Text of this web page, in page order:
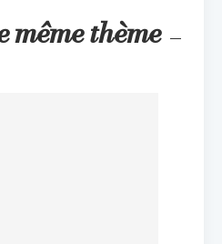
même thème